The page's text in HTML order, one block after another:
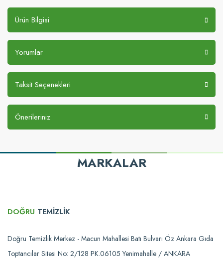
Ürün Bilgisi
Yorumlar
Taksit Seçenekleri
Önerileriniz
MARKALAR
DOĞRU TEMİZLİK
Doğru Temizlik Merkez - Macun Mahallesi Batı Bulvarı Öz Ankara Gıda
Toptancılar Sitesi No: 2/128 PK.06105 Yenimahalle / ANKARA